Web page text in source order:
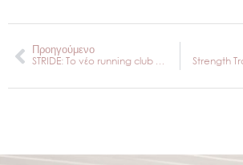
Prev
Προηγούμενο